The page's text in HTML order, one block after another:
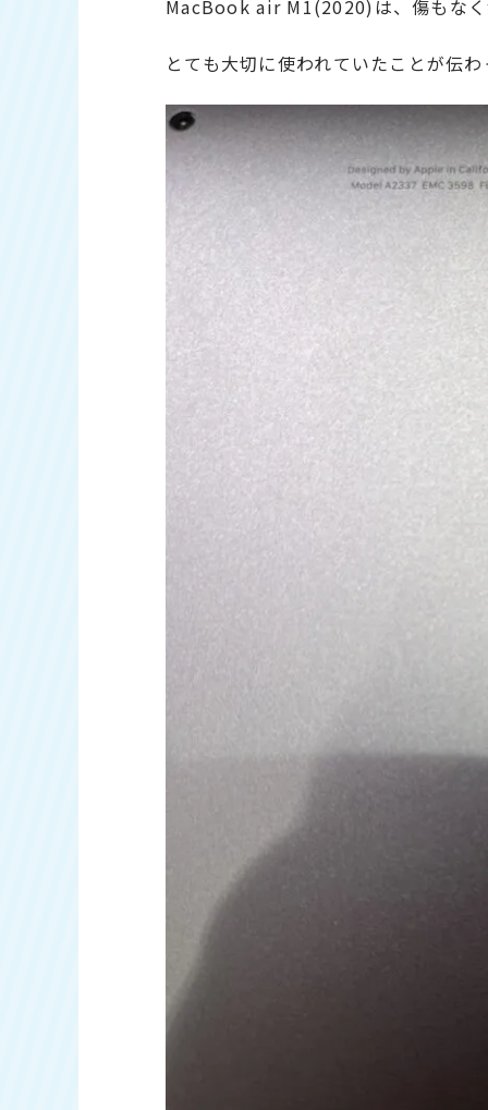
MacBook air M1(2020)は、傷もな
とても大切に使われていたことが伝